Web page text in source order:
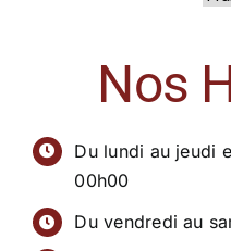
Nos
Du lundi au jeudi
00h00
Du vendredi au